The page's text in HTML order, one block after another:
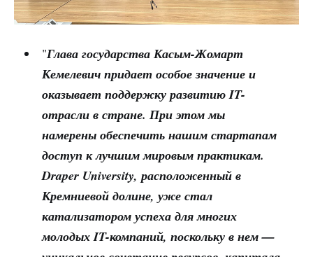
"Глава государства Касым-Жомарт
Кемелевич придает особое значение и
оказывает поддержку развитию IT-
отрасли в стране. При этом мы
намерены обеспечить нашим стартапам
доступ к лучшим мировым практикам.
Draper University, расположенный в
Кремниевой долине, уже стал
катализатором успеха для многих
молодых IT-компаний, поскольку в нем —